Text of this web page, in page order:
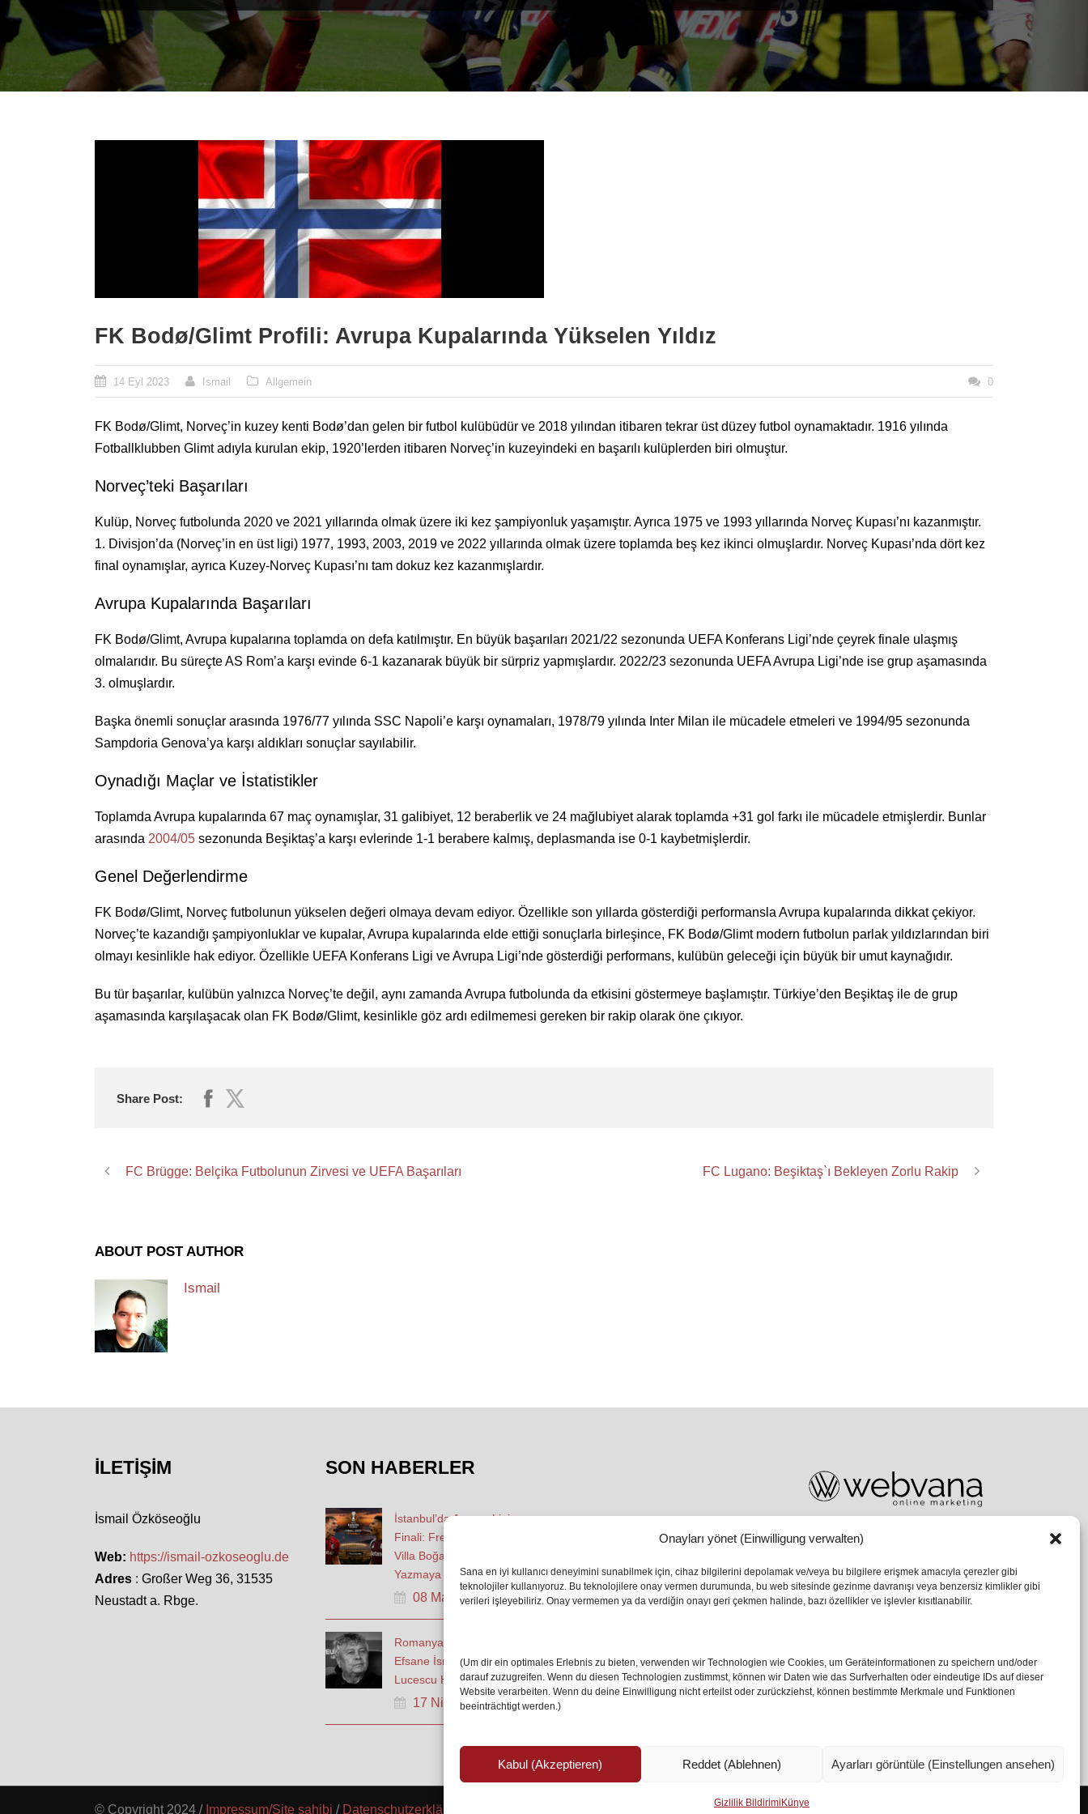
Onayları yönet (Einwilligung verwalten)
Sana en iyi kullanıcı deneyimini sunabilmek için, cihaz bilgilerini depolamak ve/veya bu bilgilere erişmek amacıyla çerezler gibi
teknolojiler kullanıyoruz. Bu teknolojilere onay vermen durumunda, bu web sitesinde gezinme davranışı veya benzersiz kimlikler gibi
verileri işleyebiliriz. Onay vermemen ya da verdiğin onayı geri çekmen halinde, bazı özellikler ve işlevler kısıtlanabilir.
(Um dir ein optimales Erlebnis zu bieten, verwenden wir Technologien wie Cookies, um Geräteinformationen zu speichern und/oder
darauf zuzugreifen. Wenn du diesen Technologien zustimmst, können wir Daten wie das Surfverhalten oder eindeutige IDs auf dieser
Website verarbeiten. Wenn du deine Einwilligung nicht erteilst oder zurückziehst, können bestimmte Merkmale und Funktionen
beeinträchtigt werden.)
Kabul (Akzeptieren) Reddet (Ablehnen) Ayarları görüntüle (Einstellungen ansehen)
Gizlilik Bildirimi Künye
FK Bodø/Glimt Profili: Avrupa Kupalarında Yükselen Yıldız
14 Eyl 2023 Ismail Allgemein 0
FK Bodø/Glimt, Norveç’in kuzey kenti Bodø’dan gelen bir futbol kulübüdür ve 2018 yılından itibaren tekrar üst düzey futbol oynamaktadır. 1916 yılında
Fotballklubben Glimt adıyla kurulan ekip, 1920’lerden itibaren Norveç’in kuzeyindeki en başarılı kulüplerden biri olmuştur.
Norveç’teki Başarıları
Kulüp, Norveç futbolunda 2020 ve 2021 yıllarında olmak üzere iki kez şampiyonluk yaşamıştır. Ayrıca 1975 ve 1993 yıllarında Norveç Kupası’nı kazanmıştır.
1. Divisjon’da (Norveç’in en üst ligi) 1977, 1993, 2003, 2019 ve 2022 yıllarında olmak üzere toplamda beş kez ikinci olmuşlardır. Norveç Kupası’nda dört kez
final oynamışlar, ayrıca Kuzey-Norveç Kupası’nı tam dokuz kez kazanmışlardır.
Avrupa Kupalarında Başarıları
FK Bodø/Glimt, Avrupa kupalarına toplamda on defa katılmıştır. En büyük başarıları 2021/22 sezonunda UEFA Konferans Ligi’nde çeyrek finale ulaşmış
olmalarıdır. Bu süreçte AS Rom’a karşı evinde 6-1 kazanarak büyük bir sürpriz yapmışlardır. 2022/23 sezonunda UEFA Avrupa Ligi’nde ise grup aşamasında
3. olmuşlardır.
Başka önemli sonuçlar arasında 1976/77 yılında SSC Napoli’e karşı oynamaları, 1978/79 yılında Inter Milan ile mücadele etmeleri ve 1994/95 sezonunda
Sampdoria Genova’ya karşı aldıkları sonuçlar sayılabilir.
Oynadığı Maçlar ve İstatistikler
Toplamda Avrupa kupalarında 67 maç oynamışlar, 31 galibiyet, 12 beraberlik ve 24 mağlubiyet alarak toplamda +31 gol farkı ile mücadele etmişlerdir. Bunlar
arasında 2004/05 sezonunda Beşiktaş’a karşı evlerinde 1-1 berabere kalmış, deplasmanda ise 0-1 kaybetmişlerdir.
Genel Değerlendirme
FK Bodø/Glimt, Norveç futbolunun yükselen değeri olmaya devam ediyor. Özellikle son yıllarda gösterdiği performansla Avrupa kupalarında dikkat çekiyor.
Norveç’te kazandığı şampiyonluklar ve kupalar, Avrupa kupalarında elde ettiği sonuçlarla birleşince, FK Bodø/Glimt modern futbolun parlak yıldızlarından biri
olmayı kesinlikle hak ediyor. Özellikle UEFA Konferans Ligi ve Avrupa Ligi’nde gösterdiği performans, kulübün geleceği için büyük bir umut kaynağıdır.
Bu tür başarılar, kulübün yalnızca Norveç’te değil, aynı zamanda Avrupa futbolunda da etkisini göstermeye başlamıştır. Türkiye’den Beşiktaş ile de grup
aşamasında karşılaşacak olan FK Bodø/Glimt, kesinlikle göz ardı edilmemesi gereken bir rakip olarak öne çıkıyor.
Share Post:
FC Brügge: Belçika Futbolunun Zirvesi ve UEFA Başarıları FC Lugano: Beşiktaş`ı Bekleyen Zorlu Rakip
ABOUT POST AUTHOR
Ismail
İLETIŞIM
İsmail Özköseoğlu
Web: https://ismail-ozkoseoglu.de
Adres : Großer Weg 36, 31535
Neustadt a. Rbge.
SON HABERLER
İstanbul’da Avrupa Ligi
Finali: Freiburg ve Aston
Villa Boğaz’da Tarih
Yazmaya Hazırlanıyor
08 May 2026
Romanya Futbolunun
Efsane İsmi Mircea
Lucescu Hayatını Kaybetti
17 Nis 2026
© Copyright 2024 / Impressum/Site sahibi / Datenschutzerklärung/Gizlilik ve Güvenlik